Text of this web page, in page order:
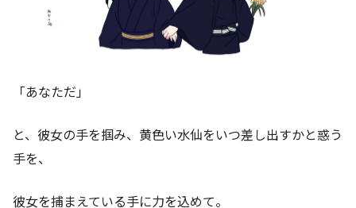
「あなただ」
と、彼女の手を掴み、黄色い水仙をいつ差し出すかと惑う
手を、
彼女を捕まえている手に力を込めて。